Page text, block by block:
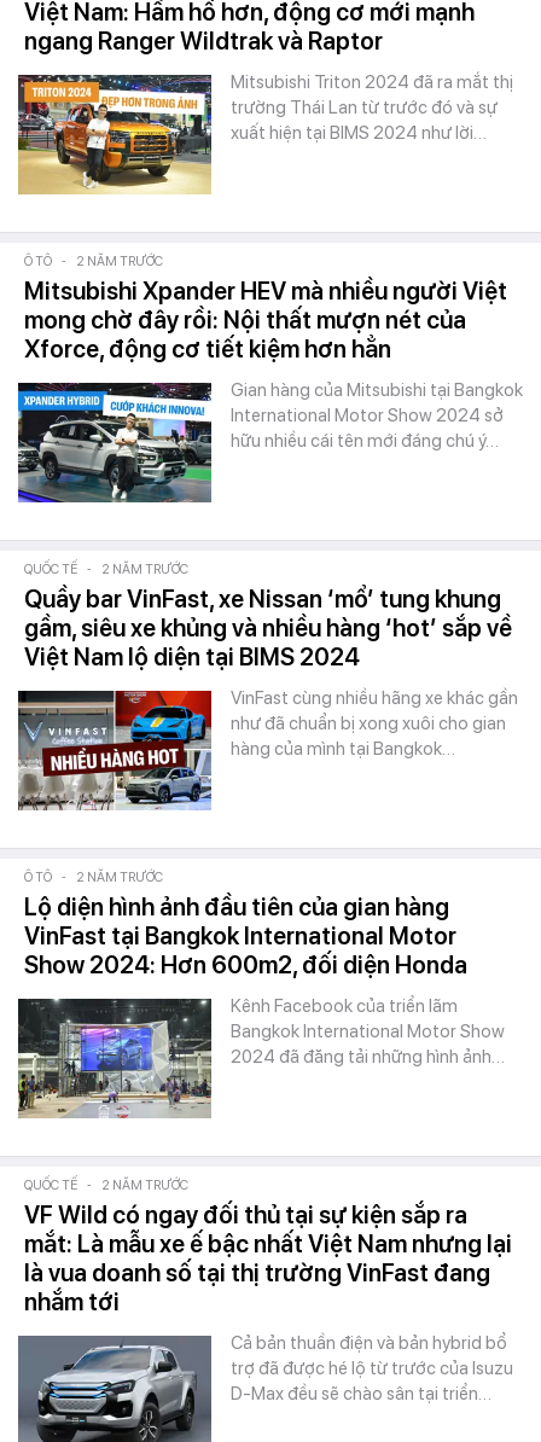
Việt Nam: Hầm hố hơn, động cơ mới mạnh
ngang Ranger Wildtrak và Raptor
Mitsubishi Triton 2024 đã ra mắt thị
trường Thái Lan từ trước đó và sự
xuất hiện tại BIMS 2024 như lời…
Ô TÔ - 2 NĂM TRƯỚC
Mitsubishi Xpander HEV mà nhiều người Việt
mong chờ đây rồi: Nội thất mượn nét của
Xforce, động cơ tiết kiệm hơn hẳn
Gian hàng của Mitsubishi tại Bangkok
International Motor Show 2024 sở
hữu nhiều cái tên mới đáng chú ý…
QUỐC TẾ - 2 NĂM TRƯỚC
Quầy bar VinFast, xe Nissan ‘mổ’ tung khung
gầm, siêu xe khủng và nhiều hàng ‘hot’ sắp về
Việt Nam lộ diện tại BIMS 2024
VinFast cùng nhiều hãng xe khác gần
như đã chuẩn bị xong xuôi cho gian
hàng của mình tại Bangkok…
Ô TÔ - 2 NĂM TRƯỚC
Lộ diện hình ảnh đầu tiên của gian hàng
VinFast tại Bangkok International Motor
Show 2024: Hơn 600m2, đối diện Honda
Kênh Facebook của triển lãm
Bangkok International Motor Show
2024 đã đăng tải những hình ảnh…
QUỐC TẾ - 2 NĂM TRƯỚC
VF Wild có ngay đối thủ tại sự kiện sắp ra
mắt: Là mẫu xe ế bậc nhất Việt Nam nhưng lại
là vua doanh số tại thị trường VinFast đang
nhắm tới
Cả bản thuần điện và bản hybrid bổ
trợ đã được hé lộ từ trước của Isuzu
D-Max đều sẽ chào sân tại triển…